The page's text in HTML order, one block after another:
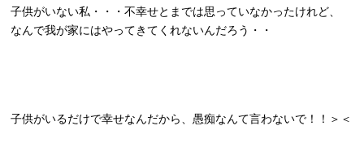
子供がいない私・・・不幸せとまでは思っていなかったけれど、
なんで我が家にはやってきてくれないんだろう・・
子供がいるだけで幸せなんだから、愚痴なんて言わないで！！＞＜